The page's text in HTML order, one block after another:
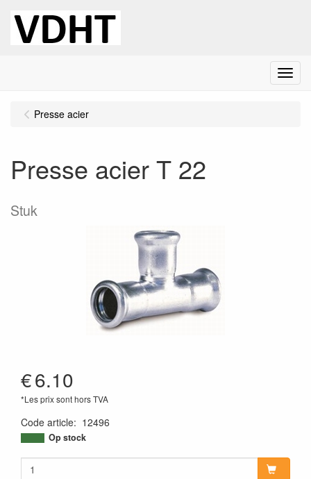
Menu
Presse acier
Presse acier T 22
Stuk
€6.10
*Les prix sont hors TVA
Code article: 12496
Op stock